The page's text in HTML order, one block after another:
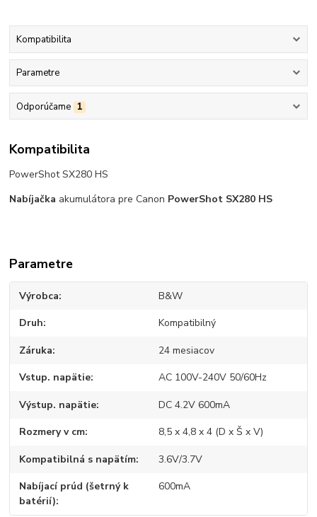
Kompatibilita
Parametre
Odporúčame 1
Kompatibilita
PowerShot SX280 HS
Nabíjačka akumulátora pre Canon PowerShot SX280 HS
Parametre
Výrobca B&W
Druh Kompatibilný
Záruka 24 mesiacov
Vstup. napätie AC 100V-240V 50/60Hz
Výstup. napätie DC 4.2V 600mA
Rozmery v cm 8,5 x 4,8 x 4 (D x Š x V)
Kompatibilná s napätím 3.6V/3.7V
Nabíjací prúd (šetrný k
batérií)
600mA